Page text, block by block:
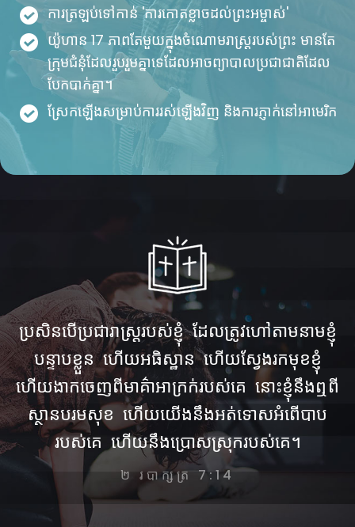
ការ​ត្រឡប់​ទៅ​កាន់ 'ការ​កោត​ខ្លាច​ដល់​ព្រះអម្ចាស់'
យ៉ូហាន 17 ភាពតែមួយក្នុងចំណោមរាស្ដ្ររបស់ព្រះ មានតែ
ក្រុមជំនុំដែលរួបរួមគ្នាទេដែលអាចព្យាបាលប្រជាជាតិដែល
បែកបាក់គ្នា។
ស្រែកឡើងសម្រាប់ការរស់ឡើងវិញ និងការភ្ញាក់នៅអាមេរិក
ប្រសិនបើ​ប្រជារាស្ត្រ​របស់​ខ្ញុំ ដែល​ត្រូវ​ហៅ​តាម​នាម​ខ្ញុំ
បន្ទាប​ខ្លួន ហើយ​អធិស្ឋាន ហើយ​ស្វែង​រក​មុខ​ខ្ញុំ
ហើយ​ងាក​ចេញ​ពី​មាគ៌ា​អាក្រក់​របស់​គេ នោះ​ខ្ញុំ​នឹង​ឮ​ពី​
ស្ថាន​បរមសុខ ហើយ​យើង​នឹង​អត់​ទោស​អំពើ​បាប​
របស់​គេ ហើយ​នឹង​ប្រោស​ស្រុក​របស់​គេ។
២ របាក្សត្រ 7:14